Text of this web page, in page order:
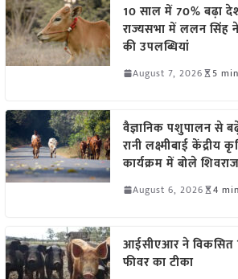
10 साल में 70% बढ़ा
राज्यसभा में ललन सिंह ने
की उपलब्धियां
August 7, 2026 5
वैज्ञानिक पशुपालन से
रानी लक्ष्मीबाई केंद्रीय
कार्यक्रम में बोले
August 6, 2026 4
आईसीएआर ने विकसित
फीवर का टीका